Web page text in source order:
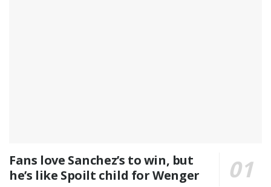
Fans love Sanchez’s to win, but
he’s like Spoilt child for Wenger